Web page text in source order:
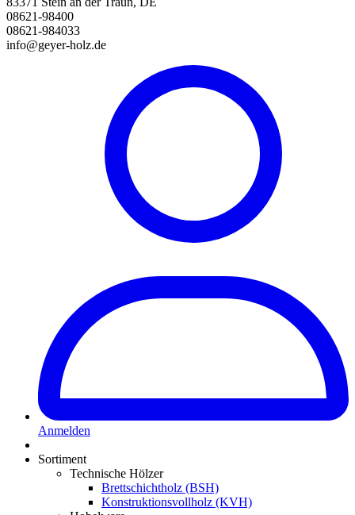
08621-98400
08621-984033
info@geyer-holz.de
Anmelden
Sortiment
Technische Hölzer
Brettschichtholz (BSH)
Konstruktionsvollholz (KVH)